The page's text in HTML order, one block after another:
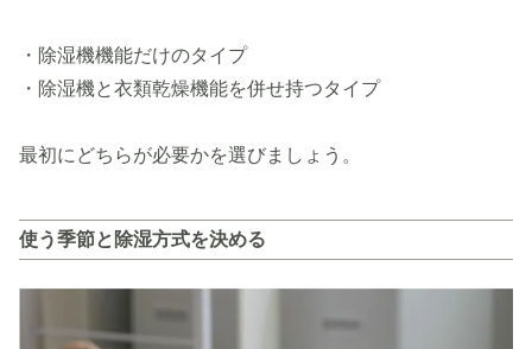
・除湿機機能だけのタイプ
・除湿機と衣類乾燥機能を併せ持つタイプ
最初にどちらが必要かを選びましょう。
使う季節と除湿方式を決める